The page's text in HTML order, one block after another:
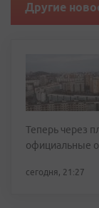
Другие
Теперь через
официальные
сегодня, 21:27